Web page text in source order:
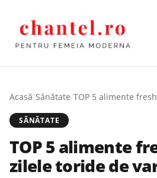
Acasă/Sănătate/
SĂNĂTATE
TOP 5 alimente
zilele toride de